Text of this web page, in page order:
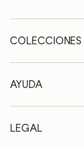
COLECCIONES
Mesas de
Mesas
Sillas de
Cómodas de
AYUDA
Quiénes somos
Condiciones de
LEGAL